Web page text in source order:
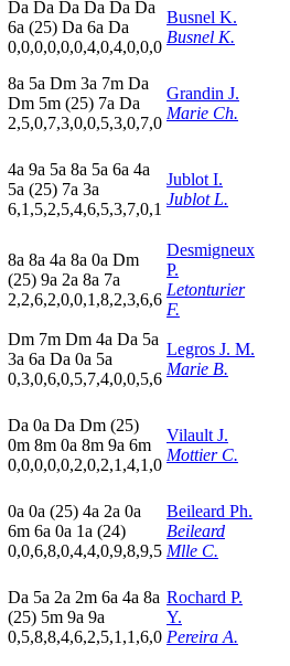
Da Da Da Da Da Da
6a (25) Da 6a Da
0,0,0,0,0,0,4,0,4,0,0,0
Busnel K.
Busnel K.
8a 5a Dm 3a 7m Da
Dm 5m (25) 7a Da
2,5,0,7,3,0,0,5,3,0,7,0
Grandin J.
Marie Ch.
4a 9a 5a 8a 5a 6a 4a
5a (25) 7a 3a
6,1,5,2,5,4,6,5,3,7,0,1
Jublot I.
Jublot L.
8a 8a 4a 8a 0a Dm
(25) 9a 2a 8a 7a
2,2,6,2,0,0,1,8,2,3,6,6
Desmigneux
P.
Letonturier
F.
Dm 7m Dm 4a Da 5a
3a 6a Da 0a 5a
0,3,0,6,0,5,7,4,0,0,5,6
Legros J. M.
Marie B.
Da 0a Da Dm (25)
0m 8m 0a 8m 9a 6m
0,0,0,0,0,2,0,2,1,4,1,0
Vilault J.
Mottier C.
0a 0a (25) 4a 2a 0a
6m 6a 0a 1a (24)
0,0,6,8,0,4,4,0,9,8,9,5
Beileard Ph.
Beileard
Mlle C.
Da 5a 2a 2m 6a 4a 8a
(25) 5m 9a 9a
0,5,8,8,4,6,2,5,1,1,6,0
Rochard P.
Y.
Pereira A.